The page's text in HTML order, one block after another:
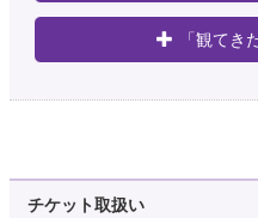
「観てき
チケット取扱い